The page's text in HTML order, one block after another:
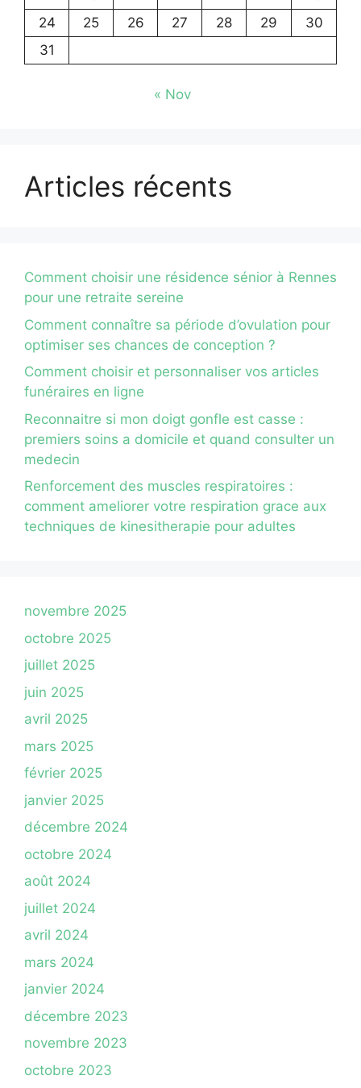
24
25 26 27 28 29
30
31
« Nov
Articles récents
Comment choisir une résidence sénior à Rennes
pour une retraite sereine
Comment connaître sa période d’ovulation pour
optimiser ses chances de conception ?
Comment choisir et personnaliser vos articles
funéraires en ligne
Reconnaitre si mon doigt gonfle est casse :
premiers soins a domicile et quand consulter un
medecin
Renforcement des muscles respiratoires :
comment ameliorer votre respiration grace aux
techniques de kinesitherapie pour adultes
novembre 2025
octobre 2025
juillet 2025
juin 2025
avril 2025
mars 2025
février 2025
janvier 2025
décembre 2024
octobre 2024
août 2024
juillet 2024
avril 2024
mars 2024
janvier 2024
décembre 2023
novembre 2023
octobre 2023